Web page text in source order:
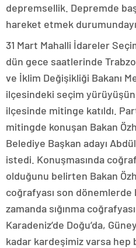
depremsellik. Depremde
hareket etmek
31 Mart Mahalli İdareler
dün gece saatlerinde
ve İklim Değişikliği Bakanı
ilçesindeki seçim
ilçesinde mitinge katıldı.
mitingde konuşan Bakan
Belediye Başkan adayı
istedi. Konuşmasında
olduğunu belirten Bakan
coğrafyası son dönemlerde
zamanda sığınma
Karadeniz’de Doğu’da,
kadar kardeşimiz varsa hep